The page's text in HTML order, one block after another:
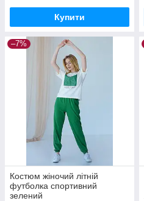
Купити
–7%
Костюм жіночий літній
футболка спортивний
зелений